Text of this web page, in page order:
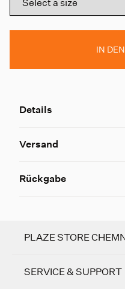
IN
Details
Versand
Rückgabe
PLAZE STORE
SERVICE & SUPPORT